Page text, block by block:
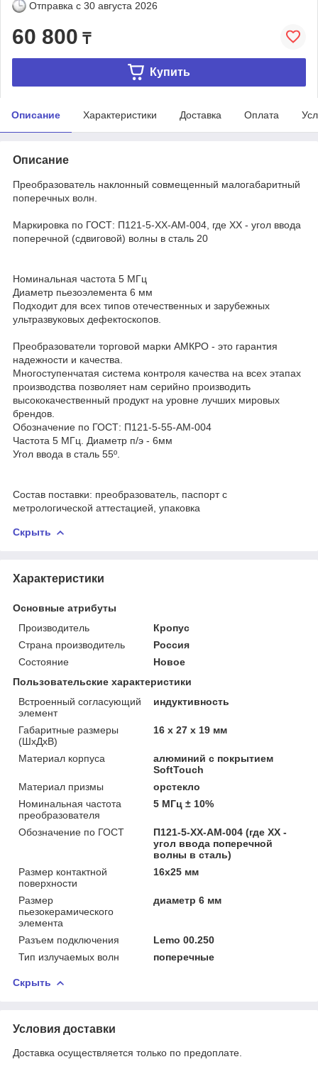
Отправка с 30 августа 2026
60 800 ₸
Купить
Описание Характеристики Доставка Оплата
Описание
Преобразователь наклонный совмещенный малогабаритный
поперечных волн.
Маркировка по ГОСТ: П121-5-ХХ-АМ-004, где XX - угол ввода
поперечной (сдвиговой) волны в сталь 20
Номинальная частота 5 МГц
Диаметр пьезоэлемента 6 мм
Подходит для всех типов отечественных и зарубежных
ультразвуковых дефектоскопов.
Преобразователи торговой марки АМКРО - это гарантия
надежности и качества.
Многоступенчатая система контроля качества на всех этапах
производства позволяет нам серийно производить
высококачественный продукт на уровне лучших мировых
брендов.
Обозначение по ГОСТ: П121-5-55-АМ-004
Частота 5 МГц. Диаметр п/э - 6мм
Угол ввода в сталь 55º.
Состав поставки: преобразователь, паспорт с
метрологической аттестацией, упаковка
Скрыть
Характеристики
Основные атрибуты
Производитель
Кропус
Страна производитель
Россия
Состояние
Новое
Пользовательские характеристики
Встроенный согласующий
элемент
индуктивность
Габаритные размеры
(ШхДхВ)
16 х 27 х 19 мм
Материал корпуса
алюминий с покрытием
SoftTouch
Материал призмы
орстекло
Номинальная частота
преобразователя
5 МГц ± 10%
Обозначение по ГОСТ
П121-5-ХХ-АМ-004 (где XX -
угол ввода поперечной
волны в сталь)
Размер контактной
поверхности
16х25 мм
Размер
пьезокерамического
элемента
диаметр 6 мм
Разъем подключения
Lemo 00.250
Тип излучаемых волн
поперечные
Скрыть
Условия доставки
Доставка осуществляется только по предоплате.